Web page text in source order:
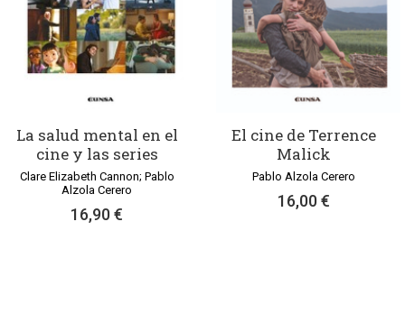
La salud mental en el
cine y las series
Clare Elizabeth Cannon; Pablo
Alzola Cerero
16,90 €
El cine de Terrence
Malick
Pablo Alzola Cerero
16,00 €